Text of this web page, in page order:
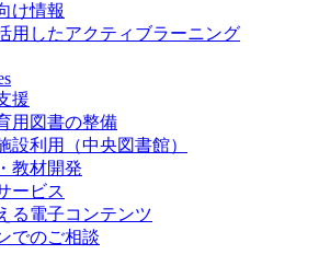
け情報
用したアクティブラーニング
援
用図書の整備
設利用（中央図書館）
教材開発
ービス
る電子コンテンツ
でのご相談